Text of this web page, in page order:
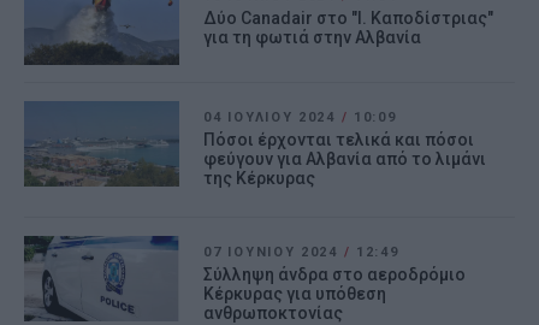
Δύο Canadair στο "Ι. Καποδίστριας"
για τη φωτιά στην Αλβανία
04 ΙΟΥΛΊΟΥ 2024 / 10:09
Πόσοι έρχονται τελικά και πόσοι
φεύγουν για Αλβανία από το λιμάνι
της Κέρκυρας
07 ΙΟΥΝΊΟΥ 2024 / 12:49
Σύλληψη άνδρα στο αεροδρόμιο
Κέρκυρας για υπόθεση
ανθρωποκτονίας